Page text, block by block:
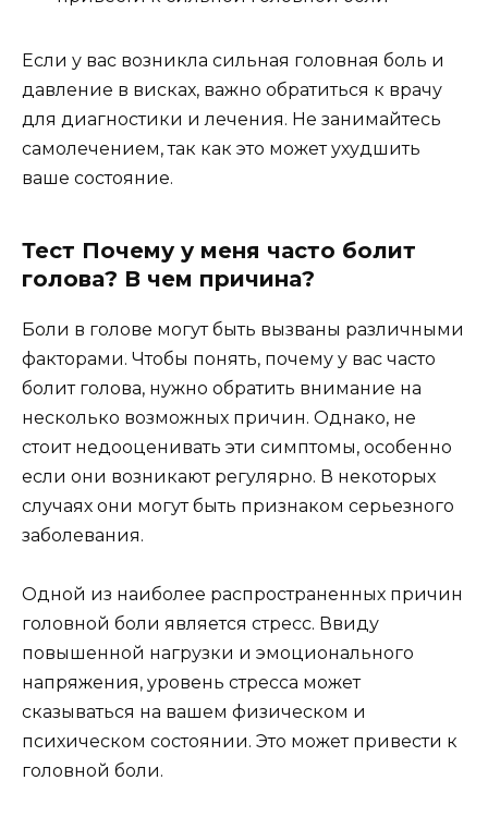
Если у вас возникла сильная головная боль и
давление в висках, важно обратиться к врачу
для диагностики и лечения. Не занимайтесь
самолечением, так как это может ухудшить
ваше состояние.
Тест Почему у меня часто болит
голова? В чем причина?
Боли в голове могут быть вызваны различными
факторами. Чтобы понять, почему у вас часто
болит голова, нужно обратить внимание на
несколько возможных причин. Однако, не
стоит недооценивать эти симптомы, особенно
если они возникают регулярно. В некоторых
случаях они могут быть признаком серьезного
заболевания.
Одной из наиболее распространенных причин
головной боли является стресс. Ввиду
повышенной нагрузки и эмоционального
напряжения, уровень стресса может
сказываться на вашем физическом и
психическом состоянии. Это может привести к
головной боли.